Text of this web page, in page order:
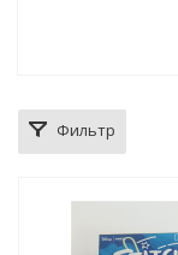
Фильтр